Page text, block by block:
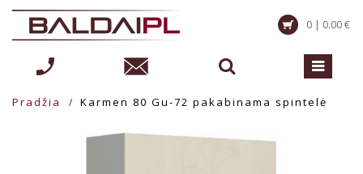
0 | 0.00 €
Pradžia Karmen 80 Gu-72 pakabinama spintelė